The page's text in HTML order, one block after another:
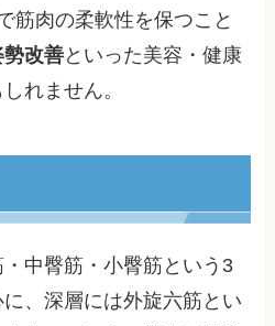
筋肉の柔軟性を保つこと
勢改善といった美容・健康
れません。
中臀筋・小臀筋という3
、深層には外旋六筋とい